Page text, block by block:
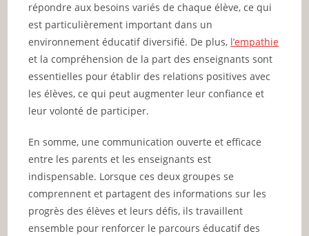
répondre aux besoins variés de chaque élève, ce qui
est particulièrement important dans un
environnement éducatif diversifié. De plus, l’empathie
et la compréhension de la part des enseignants sont
essentielles pour établir des relations positives avec
les élèves, ce qui peut augmenter leur confiance et
leur volonté de participer.
En somme, une communication ouverte et efficace
entre les parents et les enseignants est
indispensable. Lorsque ces deux groupes se
comprennent et partagent des informations sur les
progrès des élèves et leurs défis, ils travaillent
ensemble pour renforcer le parcours éducatif des